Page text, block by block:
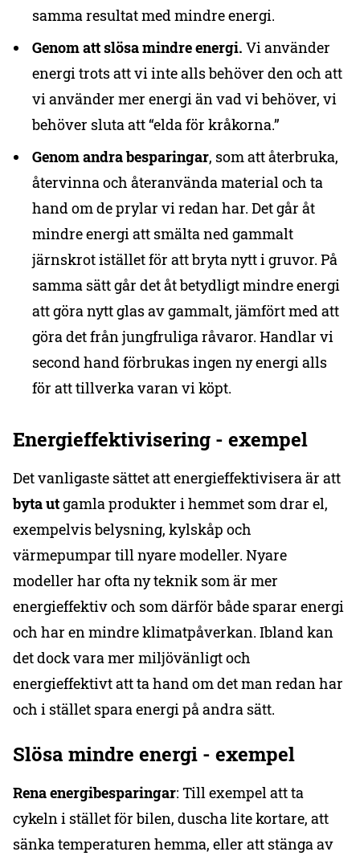
samma resultat med mindre energi.
Genom att slösa mindre energi. Vi använder
energi trots att vi inte alls behöver den och att
vi använder mer energi än vad vi behöver, vi
behöver sluta att “elda för kråkorna.”
Genom andra besparingar, som att återbruka,
återvinna och återanvända material och ta
hand om de prylar vi redan har. Det går åt
mindre energi att smälta ned gammalt
järnskrot istället för att bryta nytt i gruvor. På
samma sätt går det åt betydligt mindre energi
att göra nytt glas av gammalt, jämfört med att
göra det från jungfruliga råvaror. Handlar vi
second hand förbrukas ingen ny energi alls
för att tillverka varan vi köpt.
Energieffektivisering - exempel
Det vanligaste sättet att energieffektivisera är att
byta utgamla produkter i hemmet som drar el,
exempelvis belysning, kylskåp och
värmepumpar till nyare modeller. Nyare
modeller har ofta ny teknik som är mer
energieffektiv och som därför både sparar energi
och har en mindre klimatpåverkan. Ibland kan
det dock vara mer miljövänligt och
energieffektivt att ta hand om det man redan har
och i stället spara energi på andra sätt.
Slösa mindre energi - exempel
Rena energibesparingar: Till exempel att ta
cykeln i stället för bilen, duscha lite kortare, att
sänka temperaturen hemma, eller att stänga av